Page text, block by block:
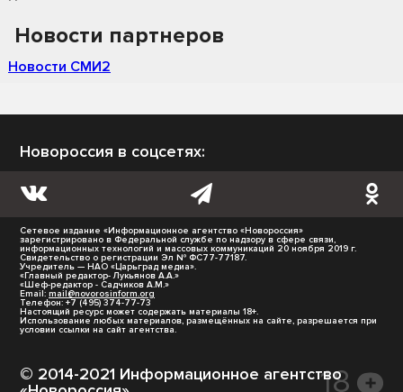
Новости партнеров
Новости СМИ2
Новороссия в соцсетях:
Сетевое издание «Информационное агентство «Новороссия»
зарегистрировано в Федеральной службе по надзору в сфере связи,
информационных технологий и массовых коммуникаций 20 ноября 2019 г.
Свидетельство о регистрации Эл № ФС77-77187.
Учредитель — НАО «Царьград медиа».
«Главный редактор- Лукьянов А.А.»
«Шеф-редактор - Садчиков А.М.»
Email: mail@novorosinform.org
Телефон: +7 (495) 374-77-73
Настоящий ресурс может содержать материалы 18+.
Использование любых материалов, размещённых на сайте, разрешается при
условии ссылки на сайт агентства.
© 2014-2021 Информационное агентство